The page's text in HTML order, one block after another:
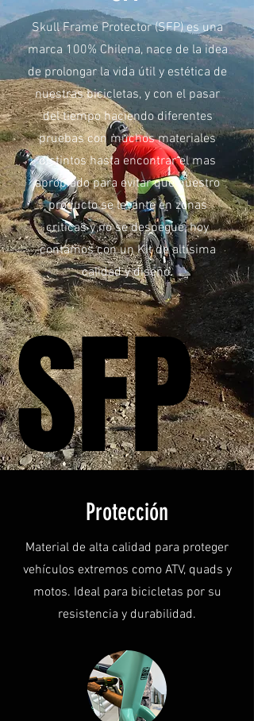
Skull Frame Protector (SFP)es una
marca 100% Chilena, nace de la idea
de prolongar la vida útil y estética de
nuestras bicicletas, y con el pasar
del tiempo haciendo diferentes
pruebas con muchos materiales
distintos hasta encontrar el mas
apropiado para evitar que nuestro
producto se levante en zonas
criticas y no se despegue, hoy
contamos con un Kit de altísima
calidad y diseño.
SFP
SFP
Protección
Material de alta calidad para proteger
vehículos extremos como ATV, quads y
motos. Ideal para bicicletas por su
resistencia y durabilidad.